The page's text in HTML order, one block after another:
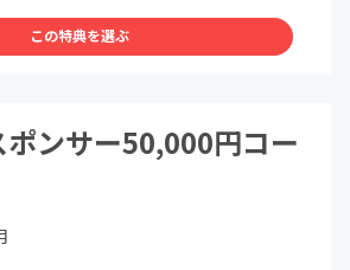
この特典を選ぶ
ポンサー50,000円コー